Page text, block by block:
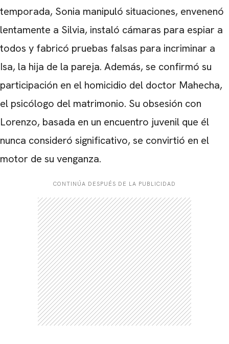
temporada, Sonia manipuló situaciones, envenenó
lentamente a Silvia, instaló cámaras para espiar a
todos y fabricó pruebas falsas para incriminar a
Isa, la hija de la pareja. Además, se confirmó su
participación en el homicidio del doctor Mahecha,
el psicólogo del matrimonio. Su obsesión con
Lorenzo, basada en un encuentro juvenil que él
nunca consideró significativo, se convirtió en el
motor de su venganza.
CONTINÚA DESPUÉS DE LA PUBLICIDAD